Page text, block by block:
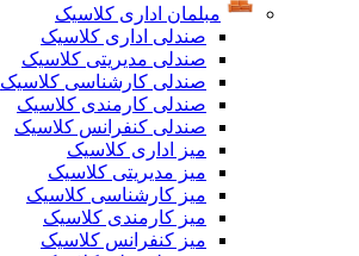
مبلمان اداری کلاسیک
صندلی اداری کلاسیک
صندلی مدیریتی کلاسیک
صندلی کارشناسی کلاسیک
صندلی کارمندی کلاسیک
صندلی کنفرانس کلاسیک
میز اداری کلاسیک
میز مدیریتی کلاسیک
میز کارشناسی کلاسیک
میز کارمندی کلاسیک
میز کنفرانس کلاسیک